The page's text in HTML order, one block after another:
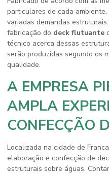
particulares de cada ambiente,
variadas demandas
fabricação do deck flutuante
técnico acerca dessas
serão produzidas segundo os
qualidade.
A EMPRESA
AMPLA
CONFECÇÃO
Localizada na cidade de
elaboração e confecção de
estruturais sobre águas.